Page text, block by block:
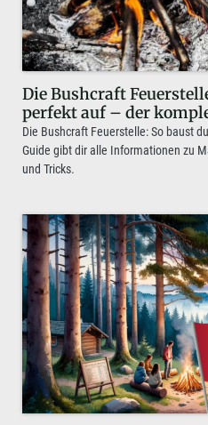
Die Bushcraft
perfekt auf – der
Die Bushcraft Feuerstelle: So baust
Guide gibt dir alle Informationen zu
und Tricks.